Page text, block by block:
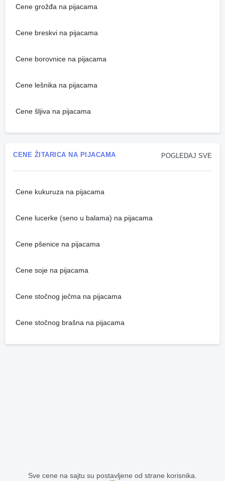
Cene grožđa na pijacama
Cene breskvi na pijacama
Cene borovnice na pijacama
Cene lešnika na pijacama
Cene šljiva na pijacama
POGLEDAJ SVE
CENE ŽITARICA NA PIJACAMA
Cene kukuruza na pijacama
Cene lucerke (seno u balama) na pijacama
Cene pšenice na pijacama
Cene soje na pijacama
Cene stočnog ječma na pijacama
Cene stočnog brašna na pijacama
Sve cene na sajtu su postavljene od strane korisnika.